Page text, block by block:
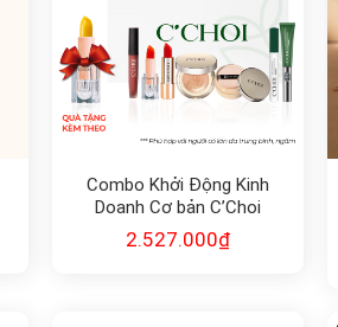
Combo Khởi Động Kinh
Doanh Cơ bản C’Choi
2.527.000₫